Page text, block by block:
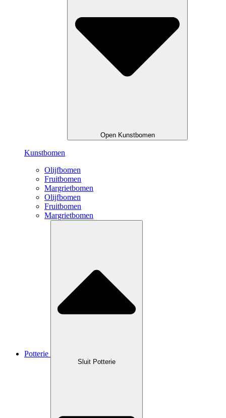
Open Kunstbomen
Kunstbomen
Olijfbomen
Fruitbomen
Margrietbomen
Olijfbomen
Fruitbomen
Margrietbomen
Potterie
Sluit Potterie